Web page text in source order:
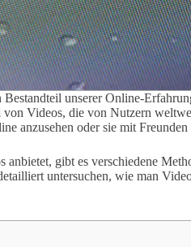
unserer Online-
Videos, die von Nutzern
anzusehen oder sie mit Freunden
gibt es verschiedene
untersuchen, wie man